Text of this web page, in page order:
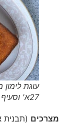
עוגת לימון
מצרכים(תבנית